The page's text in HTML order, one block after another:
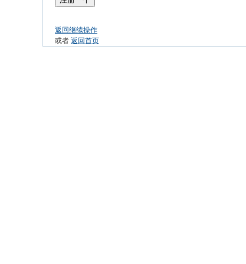
返回继续操作
或者 返回首页